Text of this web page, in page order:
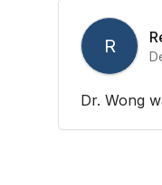
R
Dr. Wong